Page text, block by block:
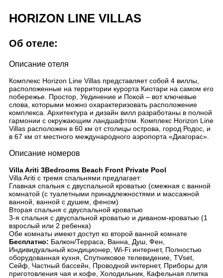
HORIZON LINE VILLAS
Об отеле:
Описание отеля
Комплекс Horizon Line Villas представляет собой 4 виллы,
расположенные на территории курорта Киотари на самом его
побережье. Простор, Уединение и Покой – вот ключевые
слова, которыми можно охарактеризовать расположение
комплекса. Архитектура и дизайн вилл разработаны в полной
гармонии с окружающим ландшафтом. Комплекс Horizon Line
Villas расположен в 60 км от столицы острова, город Родос, и
в 67 км от местного международного аэропорта «Диагорас».
Описание номеров
Villa Ariti 3Bedrooms Beach Front Private Pool
Villa Ariti с тремя спальнями предлагает:
Главная спальня с двуспальной кроватью (смежная с ванной
комнатой (с туалетными принадлежностями и массажной
ванной, ванной с душем, феном)
Вторая спальня с двуспальной кроватью
3-я спальня с двуспальной кроватью и диваном-кроватью (1
взрослый или 2 ребенка)
Обе комнаты имеют доступ ко второй ванной комнате
Бесплатно: Балкон/Терраса, Ванна, Душ, Фен,
Индивидуальный кондиционер, Wi-Fi интернет, Полностью
оборудованная кухня, Спутниковое телевидение, TVset,
Сейф, Частный бассейн, Проводной интернет, Приборы для
приготовления чая и кофе, Холодильник, Кафельная плитка